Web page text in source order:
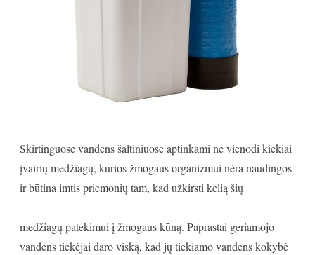
Skirtinguose vandens šaltiniuose aptinkami ne vienodi kiekiai
įvairių medžiagų, kurios žmogaus organizmui nėra naudingos
ir būtina imtis priemonių tam, kad užkirsti kelią šių
medžiagų patekimui į žmogaus kūną. Paprastai geriamojo
vandens tiekėjai daro viską, kad jų tiekiamo vandens kokybė